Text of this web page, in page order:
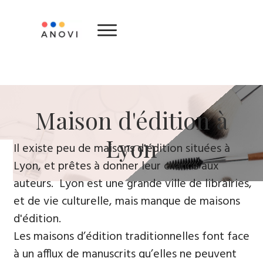
​Maison d'édition ​à
Lyon
​Il existe peu de maisons d'édition situées à
Lyon, et prêtes à donner leur chance aux
auteurs. Lyon est une grande ville de librairies,
et de vie culturelle, mais manque de maisons
d'édition.
Les maisons d’édition traditionnelles font face